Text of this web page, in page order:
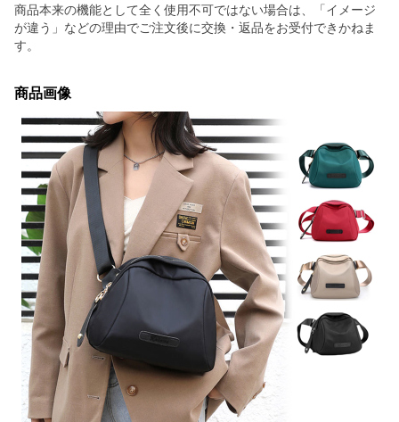
商品本来の機能として全く使用不可ではない場合は、「イメージ
が違う」などの理由でご注文後に交換・返品をお受付できかねま
す。
商品画像